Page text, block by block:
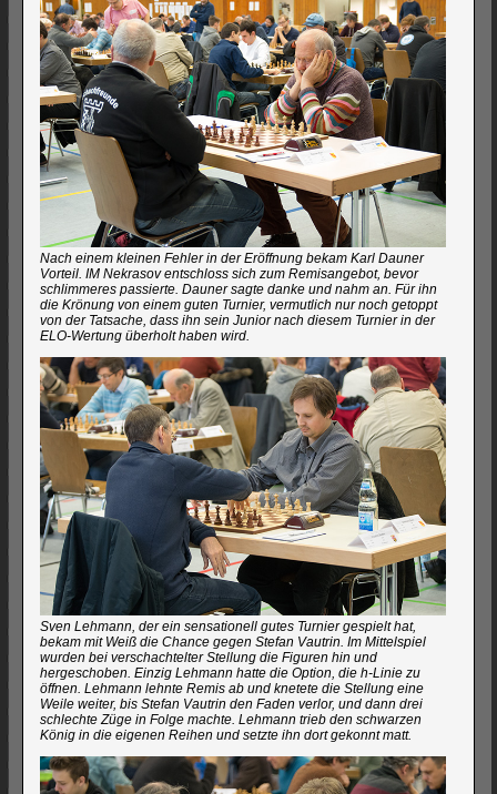
Nach einem kleinen Fehler in der Eröffnung bekam Karl Dauner
Vorteil. IM Nekrasov entschloss sich zum Remisangebot, bevor
schlimmeres passierte. Dauner sagte danke und nahm an. Für ihn
die Krönung von einem guten Turnier, vermutlich nur noch getoppt
von der Tatsache, dass ihn sein Junior nach diesem Turnier in der
ELO-Wertung überholt haben wird.
Sven Lehmann, der ein sensationell gutes Turnier gespielt hat,
bekam mit Weiß die Chance gegen Stefan Vautrin. Im Mittelspiel
wurden bei verschachtelter Stellung die Figuren hin und
hergeschoben. Einzig Lehmann hatte die Option, die h-Linie zu
öffnen. Lehmann lehnte Remis ab und knetete die Stellung eine
Weile weiter, bis Stefan Vautrin den Faden verlor, und dann drei
schlechte Züge in Folge machte. Lehmann trieb den schwarzen
König in die eigenen Reihen und setzte ihn dort gekonnt matt.